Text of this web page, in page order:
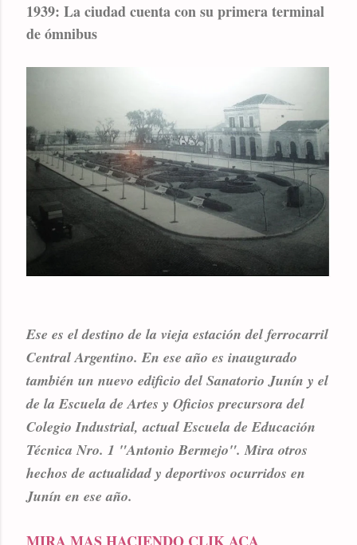
1939: La ciudad cuenta con su primera terminal
de ómnibus
Ese es el destino de la vieja estación del ferrocarril
Central Argentino. En ese año es inaugurado
también un nuevo edificio del Sanatorio Junín y el
de la Escuela de Artes y Oficios precursora del
Colegio Industrial, actual Escuela de Educación
Técnica Nro. 1 "Antonio Bermejo". Mira otros
hechos de actualidad y deportivos ocurridos en
Junín en ese año.
MIRA MAS HACIENDO CLIK ACA